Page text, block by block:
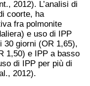
2012). L’analisi di
coorte, ha
fra polmonite
e uso di IPP
30 giorni (OR 1,65),
1,50) e IPP a basso
di IPP per più di
2012).